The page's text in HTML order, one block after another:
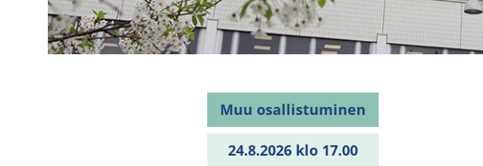
Muu osallistuminen
24.8.2026 klo 17.00